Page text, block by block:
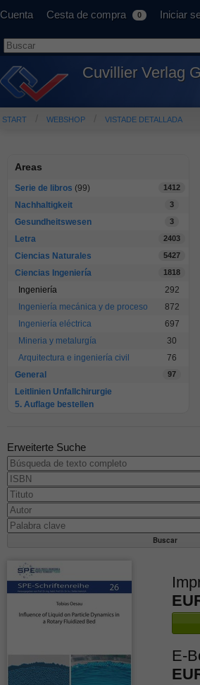
Cuenta Cesta de compra 0 Iniciar
Cuvillier Verlag
START WEBSHOP VISTADE DETALLADA
Areas
Serie de libros (99) 1412
Nachhaltigkeit 3
Gesundheitswesen 3
Letra 2403
Ciencias Naturales 5427
Ciencias Ingeniería 1818
Ingeniería
292
Ingeniería mecánica y de proceso
872
Ingeniería eléctrica
697
Mineria y metalurgía
30
Arquitectura e ingeniería civil
76
General
97
Leitlinien Unfallchirurgie
5. Auflage bestellen
Erweiterte Suche
E-